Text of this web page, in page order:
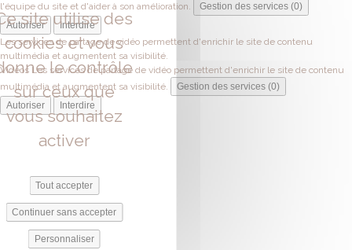
l'équipe du site et d'aider à son amélioration.
Gestion des services (0)
Autoriser
Interdire
Les services de partage de vidéo permettent d'enrichir le site de contenu
multimédia et augmentent sa visibilité.
Vidéos Les services de partage de vidéo permettent d'enrichir le site de contenu
multimédia et augmentent sa visibilité.
Gestion des services (0)
Autoriser
Interdire
site utilise des
cookies et vous
le contrôle
sur ceux que
vous souhaitez
activer
Tout accepter
Continuer sans accepter
Personnaliser